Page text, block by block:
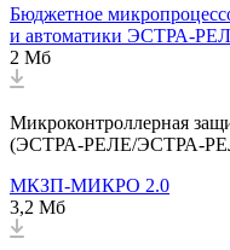
Бюджетное
и автоматики ЭСТРА-
2 Мб
Микроконтроллерная
(ЭСТРА-РЕЛЕ/ЭСТРА-
МКЗП-МИКРО 2.0
3,2 Мб